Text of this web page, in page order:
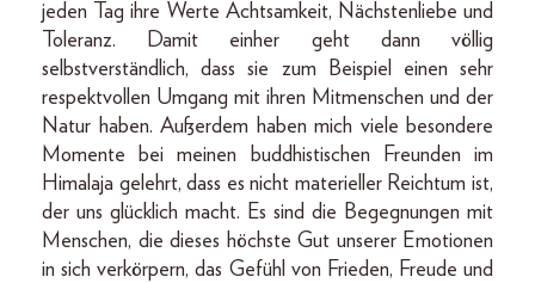
jeden Tag ihre Werte Achtsamkeit, Nächstenliebe und
Toleranz. Damit einher geht dann völlig
selbstverständlich, dass sie zum Beispiel einen sehr
respektvollen Umgang mit ihren Mitmenschen und der
Natur haben. Außerdem haben mich viele besondere
Momente bei meinen buddhistischen Freunden im
Himalaja gelehrt, dass es nicht materieller Reichtum ist,
der uns glücklich macht. Es sind die Begegnungen mit
Menschen, die dieses höchste Gut unserer Emotionen
in sich verkörpern, das Gefühl von Frieden, Freude und